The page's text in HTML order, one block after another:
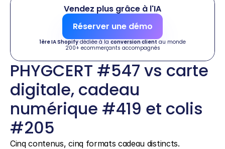
Vendez plus grâce à l'IA
Réserver une démo
1ère IA Shopify dédiée à la conversion client au monde
200+ ecommerçants accompagnés
PHYGCERT #547 vs carte
digitale, cadeau
numérique #419 et colis
#205
Cinq contenus, cinq formats cadeau distincts.